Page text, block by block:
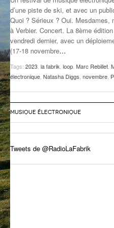
GROOVE N SUN
IL ÉTAIT UNE FOIS
L’ASTUCE DE LA PORTE EN
LA FABRIK POÉTIK
LA SOUTERRAINE
PLUS DE MIX
d’une piste de ski, et avec un
Quoi ? Sérieux ? Oui.
à Verbier. Concert. La 8ème
vendredi dernier, avec un
(17-18 novembre…
Tags: 2023 la fabrik loop Marc Rebillet
électronique Natasha Diggs novembre
MUSIQUE ÉLECTRONIQUE
Tweets de @RadioLaFabrik